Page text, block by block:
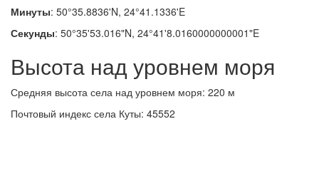
Минуты: 50°35.8836'N, 24°41.1336'E
Секунды: 50°35'53.016"N, 24°41'8.0160000000001"E
Высота над уровнем моря
Средняя высота села над уровнем моря: 220 м
Почтовый индекс села Куты: 45552